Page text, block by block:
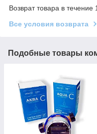
Возврат товара в
Все условия возврата
Подобные товары